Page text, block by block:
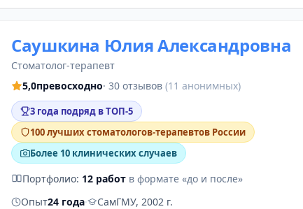
Саушкина Юлия Александровна
стоматолог-терапевт
5,0превосходно· 30 отзывов (11 анонимных)
3 года подряд в ТОП-5
100 лучших стоматологов-терапевтов России
Более 10 клинических случаев
Портфолио: 12 работ в формате «до и после»
Опыт24 года· СамГМУ, 2002 г.